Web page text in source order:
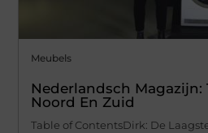
Meubels
Nederlandsch
Noord En Zuid
Table of ContentsDirk: De